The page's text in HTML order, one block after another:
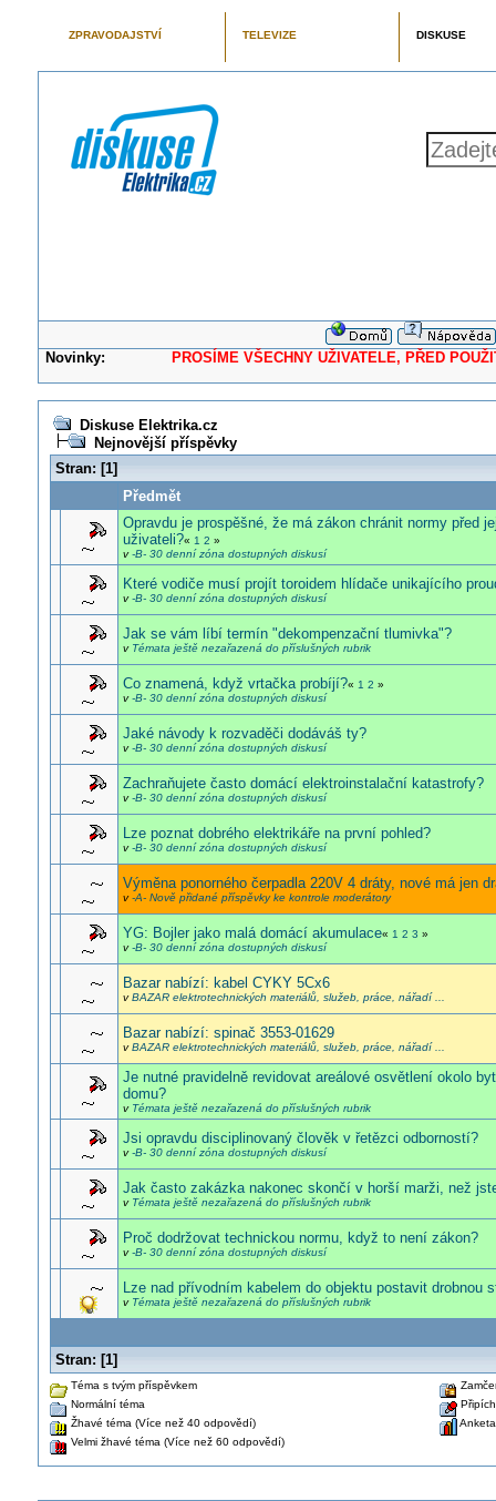
ZPRAVODAJSTVÍ TELEVIZE DISKUSE
Novinky: PROSÍME VŠECHNY UŽIVATELE, PŘED
Diskuse Elektrika.cz
Nejnovější příspěvky
Stran:[1]
Předmět
Opravdu je prospěšné, že má zákon chránit normy před
uživateli?« 1 2 »
v-B- 30 denní zóna dostupných diskusí
Které vodiče musí projít toroidem hlídače unikajícího
v-B- 30 denní zóna dostupných diskusí
Jak se vám líbí termín "dekompenzační tlumivka"?
v Témata ještě nezařazená do příslušných rubrik
Co znamená, když vrtačka probíjí?« 1 2 »
v-B- 30 denní zóna dostupných diskusí
Jaké návody k rozvaděči dodáváš ty?
v-B- 30 denní zóna dostupných diskusí
Zachraňujete často domácí elektroinstalační katastrofy?
v-B- 30 denní zóna dostupných diskusí
Lze poznat dobrého elektrikáře na první pohled?
v-B- 30 denní zóna dostupných diskusí
Výměna ponorného čerpadla 220V 4 dráty, nové má jen
v-A- Nově přidané příspěvky ke kontrole moderátory
YG: Bojler jako malá domácí akumulace« 1 2 3 »
v-B- 30 denní zóna dostupných diskusí
Bazar nabízí: kabel CYKY 5Cx6
vBAZAR elektrotechnických materiálů, služeb, práce, nářadí ...
Bazar nabízí: spinač 3553-01629
vBAZAR elektrotechnických materiálů, služeb, práce, nářadí ...
Je nutné pravidelně revidovat areálové osvětlení okolo
domu?
v Témata ještě nezařazená do příslušných rubrik
Jsi opravdu disciplinovaný člověk v řetězci odborností?
v-B- 30 denní zóna dostupných diskusí
Jak často zakázka nakonec skončí v horší marži, než
v Témata ještě nezařazená do příslušných rubrik
Proč dodržovat technickou normu, když to není zákon?
v-B- 30 denní zóna dostupných diskusí
Lze nad přívodním kabelem do objektu postavit drobnou
v Témata ještě nezařazená do příslušných rubrik
Stran:[1]
Téma s tvým příspěvkem
Normální téma
Žhavé téma (Více než 40 odpovědí)
Velmi žhavé téma (Více než 60 odpovědí)
Anketa